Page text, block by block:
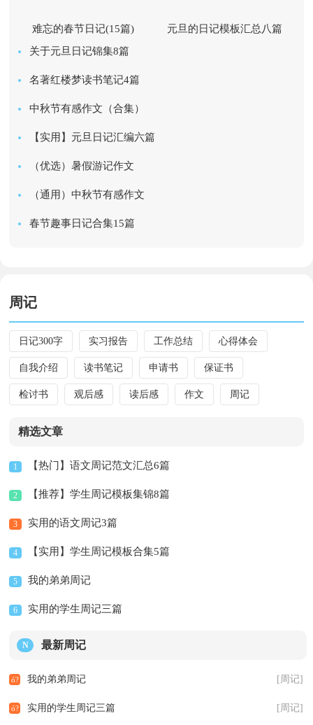
难忘的春节日记(15篇)
元旦的日记模板汇总八篇
关于元旦日记锦集8篇
名著红楼梦读书笔记4篇
中秋节有感作文（合集）
【实用】元旦日记汇编六篇
（优选）暑假游记作文
（通用）中秋节有感作文
春节趣事日记合集15篇
周记
日记300字 实习报告 工作总结 心得体会
自我介绍 读书笔记 申请书 保证书
检讨书 观后感 读后感 作文 周记
精选文章
1 【热门】语文周记范文汇总6篇
2 【推荐】学生周记模板集锦8篇
3 实用的语文周记3篇
4 【实用】学生周记模板合集5篇
5 我的弟弟周记
6 实用的学生周记三篇
N 最新周记
[周记]
我的弟弟周记
[周记]
实用的学生周记三篇